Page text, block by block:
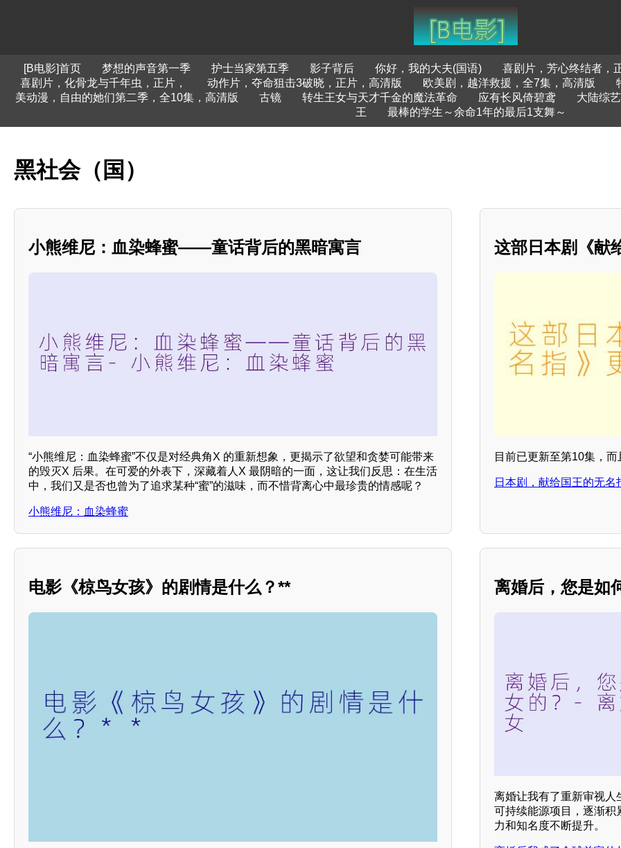
[B电影]首页 梦想的声音第一季 护士当家第五季 影子背后 你好，我的大夫(国语)
喜剧片，芳心终结者，
喜剧片，化骨龙与千年虫，正片，
动作片，夺命狙击3破晓，正片，高清版 欧美剧，越洋救援，全7集，高清版
美动漫，自由的她们第二季，全10集，高清版
古镜 转生王女与天才千金的魔法革命 应有长风倚碧鸢
大陆综
王
最棒的学生～余命1年的最后1支舞～
黑社会（国）
小熊维尼：血染蜂蜜——童话背后的黑暗寓言
“小熊维尼：血染蜂蜜”不仅是对经典角X 的重新想象，更揭示了欲望和贪婪可能带来
的毁灭X 后果。在可爱的外表下，深藏着人X 最阴暗的一面，这让我们反思：在生活
中，我们又是否也曾为了追求某种“蜜”的滋味，而不惜背离心中最珍贵的情感呢？
小熊维尼：血染蜂蜜
这部日本剧《献
目前已更新至第10集，
日本剧，献给国王的无
电影《椋鸟女孩》的剧情是什么？** 离婚后，您是如
离婚让我有了重新审视人
可持续能源项目，逐渐积
力和知名度不断提升。